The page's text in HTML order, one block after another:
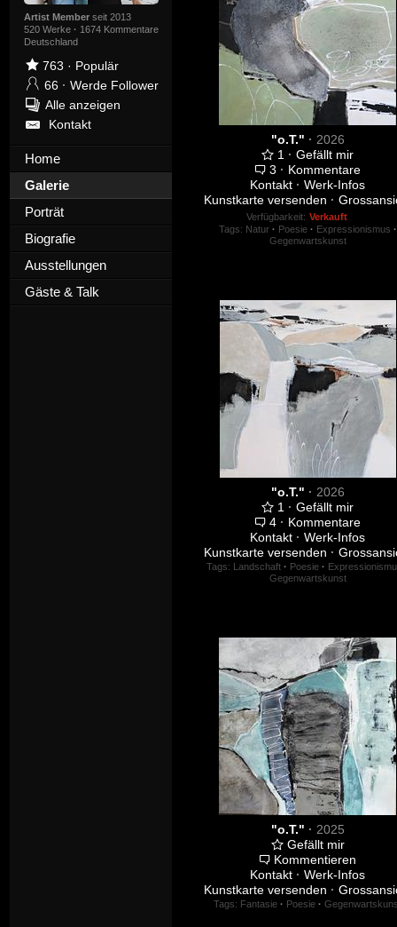
Artist Memberseit 2013
520 Werke · 1674 Kommentare
Deutschland
763 · Populär
66 · Werde Follower
Alle anzeigen
Kontakt
Home
Galerie
Porträt
Biografie
Ausstellungen
Gäste & Talk
"o.T." · 2026
1 · Gefällt mir
3 · Kommentare
Kontakt · Werk-Infos
Kunstkarte versenden ·
Verfügbarkeit: Verkauft
Tags: Natur · Poesie · Expressionismus ·
Gegenwartskunst
"o.T." · 2026
1 · Gefällt mir
4 · Kommentare
Kontakt · Werk-Infos
Kunstkarte versenden ·
Tags: Landschaft · Poesie ·
Gegenwartskunst
"o.T." · 2025
Gefällt mir
Kommentieren
Kontakt · Werk-Infos
Kunstkarte versenden ·
Tags: Fantasie · Poesie ·